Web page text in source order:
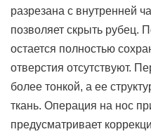
разрезана с внутренней
позволяет скрыть рубец.
остается полностью
отверстия отсутствуют.
более тонкой, а ее
ткань. Операция на нос
предусматривает